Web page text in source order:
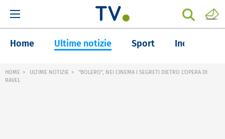
Home Ultime notizie Sport Inchieste
HOME ULTIME NOTIZIE
"BOLERO", NEI CINEMA I SEGRETI DIETRO L'OPERA DI
RAVEL